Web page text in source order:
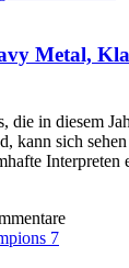
Metal,
die in diesem
kann sich
Interpreten